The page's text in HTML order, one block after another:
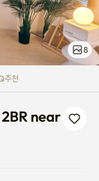
8
추천
near